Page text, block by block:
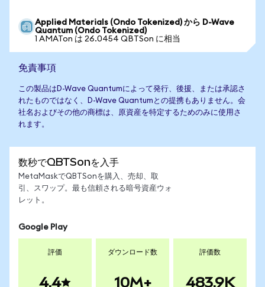
Applied Materials (Ondo Tokenized) から D-Wave
Quantum (Ondo Tokenized)
1 AMATon は 26.0454 QBTSon に相当
免責事項
この製品はD-Wave Quantumによって発行、後援、または承認さ
れたものではなく、D-Wave Quantumとの提携もありません。会
社名およびその他の商標は、原資産を特定するためのみに使用さ
れます。
数秒でQBTSonを入手
MetaMaskでQBTSonを購入、売却、取
引、スワップ。最も信頼される暗号資産ウォ
レット。
Google Play
評価
4.4
ダウンロード数
10M+
評価数
483.9K